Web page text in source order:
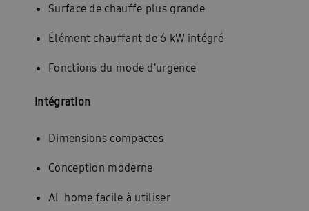
Surface de chauffe plus grande
Élément chauffant de 6 kW intégré
Fonctions du mode d’urgence
Intégration
Dimensions compactes
Conception moderne
AI home facile à utiliser